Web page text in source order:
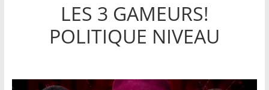
LES 3 GAMEURS!
POLITIQUE NIVEAU